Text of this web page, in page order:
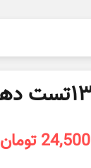
قیمت
24,500 تومان